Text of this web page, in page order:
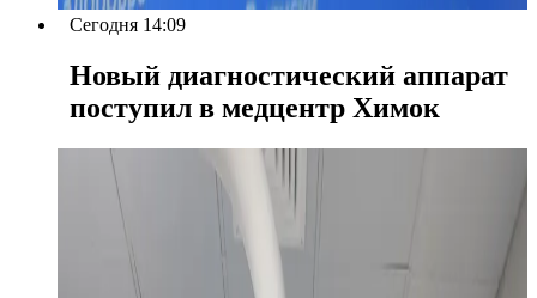
Сегодня 14:09
Новый диагностический аппарат
поступил в медцентр Химок